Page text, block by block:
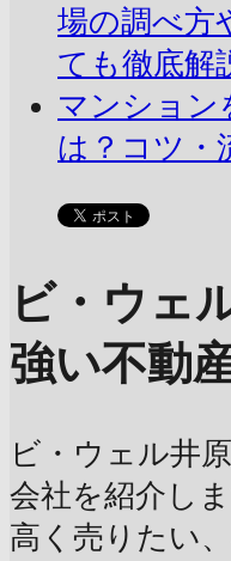
場の調べ方
ても徹底解
マンション
は？コツ・
ビ・ウェ
強い不動
ビ・ウェル井
会社を紹介しま
高く売りたい